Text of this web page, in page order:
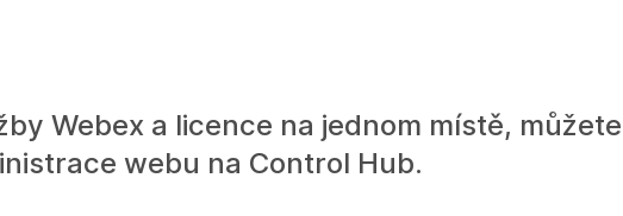
Webex a licence na jednom místě, můžete
webu na Control Hub.